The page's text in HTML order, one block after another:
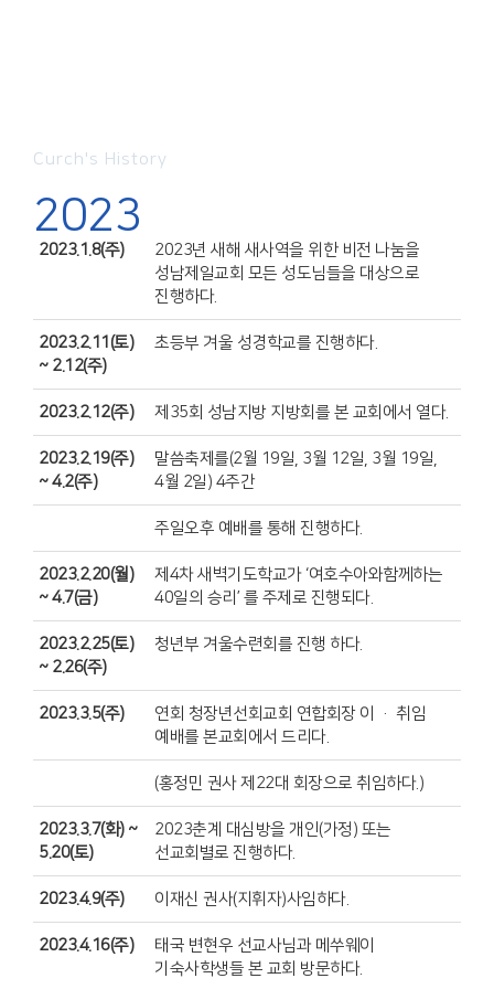
Curch's History
2023
2023.1.8(주)
2023년 새해 새사역을 위한 비전 나눔을
성남제일교회 모든 성도님들을 대상으로
진행하다.
2023.2.11(토)
~ 2.12(주)
초등부 겨울 성경학교를 진행하다.
2023.2.12(주) 제35회 성남지방 지방회를 본 교회에서 열다.
2023.2.19(주)
~ 4.2(주)
말씀축제를(2월 19일, 3월 12일, 3월 19일,
4월 2일) 4주간
주일오후 예배를 통해 진행하다.
2023.2.20(월)
~ 4.7(금)
제4차 새벽기도학교가 ‘여호수아와함께하는
40일의 승리’ 를 주제로 진행되다.
2023.2.25(토)
~ 2.26(주)
청년부 겨울수련회를 진행 하다.
2023.3.5(주)
연회 청장년선회교회 연합회장 이 · 취임
예배를 본교회에서 드리다.
(홍정민 권사 제22대 회장으로 취임하다.)
2023.3.7(화) ~
5.20(토)
2023춘계 대심방을 개인(가정) 또는
선교회별로 진행하다.
2023.4.9(주) 이재신 권사(지휘자)사임하다.
2023.4.16(주)
태국 변현우 선교사님과 메쑤웨이
기숙사학생들 본 교회 방문하다.